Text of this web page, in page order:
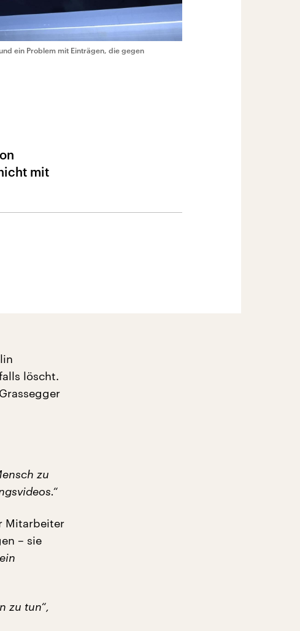
ein Problem mit Einträgen, die gegen
mit
löscht.
zu
Mitarbeiter
– sie
zu tun“,